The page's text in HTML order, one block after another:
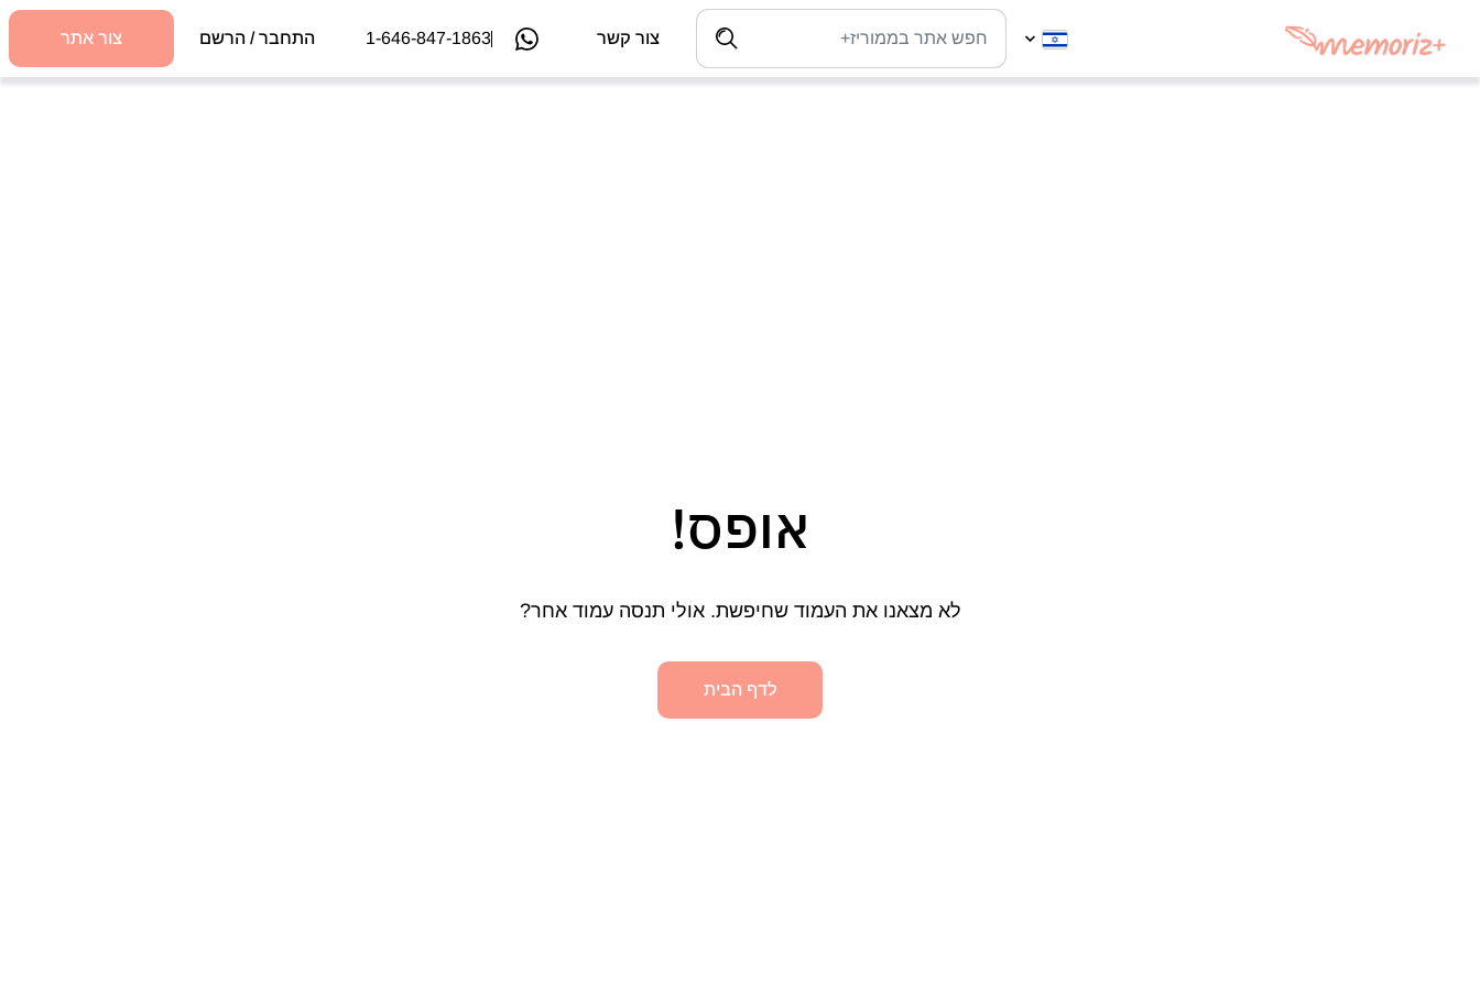
צור קשר 1-646-847-1863 התחבר / הרשם צור אתר
אופס!
לא מצאנו את העמוד שחיפשת. אולי תנסה עמוד אחר?
לדף הבית